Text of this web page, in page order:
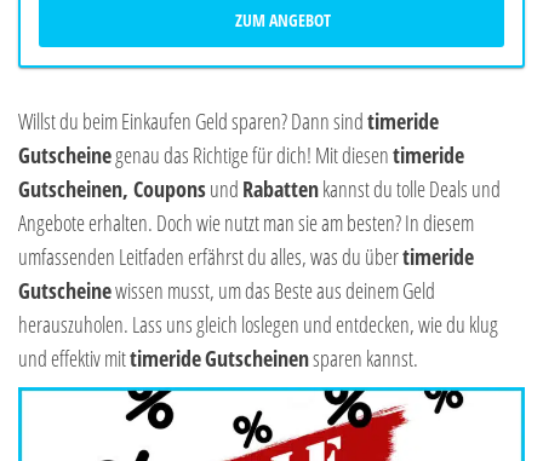
ZUM ANGEBOT
Willst du beim Einkaufen Geld sparen? Dann sindtimeride
Gutscheinegenau das Richtige für dich! Mit diesentimeride
Gutscheinen, Couponsund Rabattenkannst du tolle Deals und
Angebote erhalten. Doch wie nutzt man sie am besten? In diesem
umfassenden Leitfaden erfährst du alles, was du übertimeride
Gutscheinewissen musst, um das Beste aus deinem Geld
herauszuholen. Lass uns gleich loslegen und entdecken, wie du klug
und effektiv mittimerideGutscheinensparen kannst.